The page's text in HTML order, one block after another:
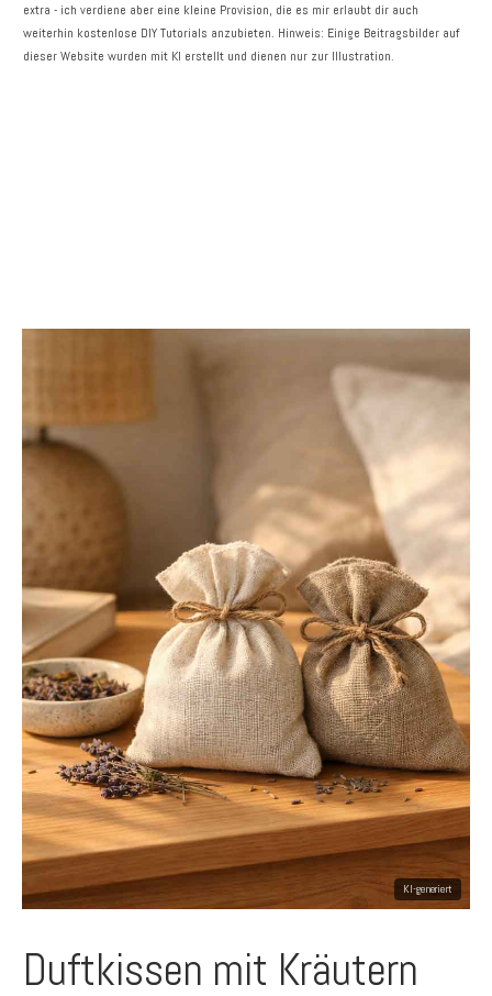
extra - ich verdiene aber eine kleine Provision, die es mir erlaubt dir auch
weiterhin kostenlose DIY Tutorials anzubieten. Hinweis: Einige Beitragsbilder auf
dieser Website wurden mit KI erstellt und dienen nur zur Illustration.
Duftkissen mit Kräutern